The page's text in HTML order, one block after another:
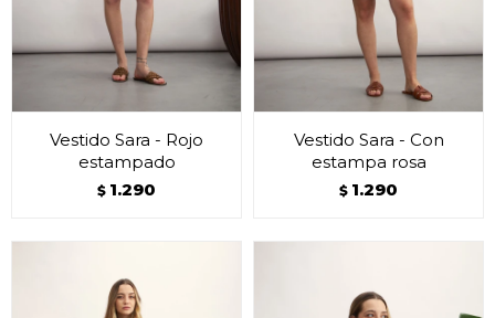
Vestido Sara - Rojo
estampado
$ 1.290
Vestido Sara - Con
estampa rosa
$ 1.290